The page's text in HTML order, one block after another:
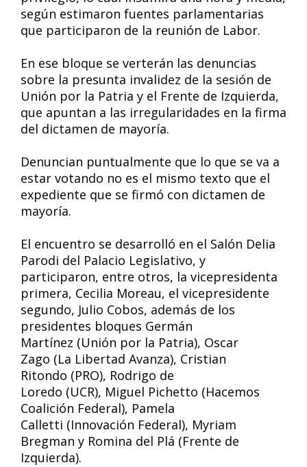
según estimaron fuentes parlamentarias
que participaron de la reunión de Labor.
En ese bloque se verterán las denuncias
sobre la presunta invalidez de la sesión de
Unión por la Patria y el Frente de Izquierda,
que apuntan a las irregularidades en la firma
del dictamen de mayoría.
Denuncian puntualmente que lo que se va a
estar votando no es el mismo texto que el
expediente que se firmó con dictamen de
mayoría.
El encuentro se desarrolló en el Salón Delia
Parodi del Palacio Legislativo, y
participaron, entre otros, la vicepresidenta
primera, Cecilia Moreau, el vicepresidente
segundo, Julio Cobos, además de los
presidentes bloques Germán
Martínez (Unión por la Patria), Oscar
Zago (La Libertad Avanza), Cristian
Ritondo (PRO), Rodrigo de
Loredo (UCR), Miguel Pichetto (Hacemos
Coalición Federal), Pamela
Calletti (Innovación Federal), Myriam
Bregman y Romina del Plá (Frente de
Izquierda).